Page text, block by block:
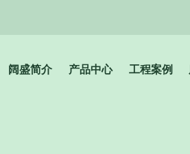
阔盛简介 产品中心 工程案例